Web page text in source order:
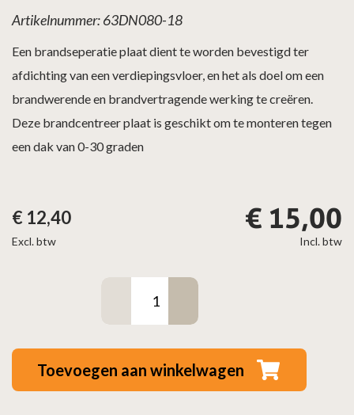
Incl. btw
€ 15,00
Excl. btw
€ 12,40
Artikelnummer: 63DN080-18
Een brandseperatie plaat dient te worden bevestigd ter
afdichting van een verdiepingsvloer, en het als doel om een
brandwerende en brandvertragende werking te creëren.
Deze brandcentreer plaat is geschikt om te monteren tegen
een dak van 0-30 graden
Toevoegen aan winkelwagen